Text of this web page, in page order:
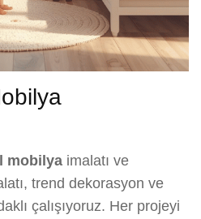
mobilya imalatı ve
trend dekorasyon ve
çalışıyoruz. Her projeyi